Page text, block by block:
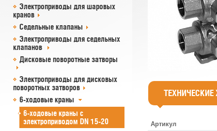
Электроприводы для шаровых
кранов
Седельные клапаны
Электроприводы для седельных
клапанов
Дисковые поворотные затворы
Электроприводы для дисковых
поворотных затворов
6-ходовые краны
6-ходовые краны с
электроприводом DN 15-20
Артикул